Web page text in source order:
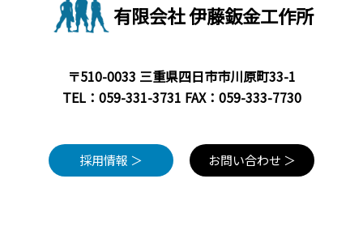
有限会社 伊藤鈑金工作所
〒510-0033 三重県四日市市川原町33-1
TEL： 059-331-3731 FAX：059-333-7730
採用情報 ＞ お問い合わせ ＞